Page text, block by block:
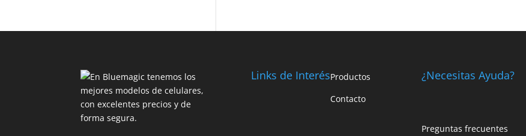
Links de InterésProductos
Contacto
¿Necesitas Ayuda?
Preguntas frecuentes